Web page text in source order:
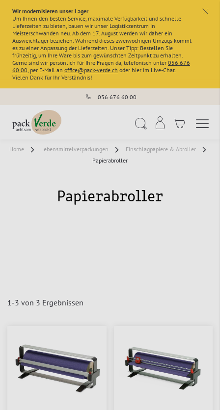
x
Wir modernisieren unser Lager
Um Ihnen den besten Service, maximale Verfügbarkeit und schnelle
Lieferzeiten zu bieten, bauen wir unser Logistikzentrum in
Meisterschwanden neu. Ab dem 17. August werden wir daher ein
Ausweichlager beziehen. Während dieses zweiwöchigen Umzugs kommt
es zu einer Anpassung der Lieferzeiten. Unser Tipp: Bestellen Sie
frühzeitig, um Ihre Ware bis zum gewünschten Zeitpunkt zu erhalten.
Gerne sind wir persönlich für Ihre Fragen da, telefonisch unter 056 676
60 00, per E-Mail an office@pack-verde.ch oder hier im Live-Chat.
Vielen Dank für Ihr Verständnis!
056 676 60 00
Home Lebensmittelverpackungen
Einschlagpapiere & Abroller
Papierabroller
Papierabroller
1 -3 von 3 Ergebnissen